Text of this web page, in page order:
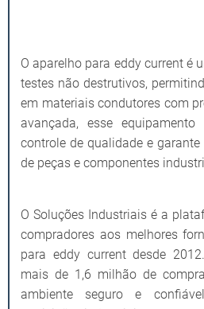
O aparelho para eddy current é
testes não destrutivos,
em materiais condutores com
avançada, esse
controle de qualidade e
de peças e componentes
O Soluções Industriais é a
compradores aos melhores
para eddy current desde
mais de 1,6 milhão de
ambiente seguro e